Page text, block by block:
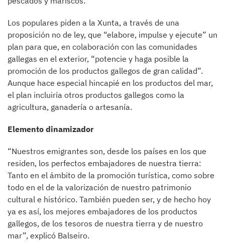
Los populares piden a la Xunta, a través de una
proposición no de ley, que “elabore, impulse y ejecute” un
plan para que, en colaboración con las comunidades
gallegas en el exterior, “potencie y haga posible la
promoción de los productos gallegos de gran calidad”.
Aunque hace especial hincapié en los productos del mar,
el plan incluiría otros productos gallegos como la
agricultura, ganadería o artesanía.
Elemento dinamizador
“Nuestros emigrantes son, desde los países en los que
residen, los perfectos embajadores de nuestra tierra:
Tanto en el ámbito de la promoción turística, como sobre
todo en el de la valorización de nuestro patrimonio
cultural e histórico. También pueden ser, y de hecho hoy
ya es así, los mejores embajadores de los productos
gallegos, de los tesoros de nuestra tierra y de nuestro
mar”, explicó Balseiro.